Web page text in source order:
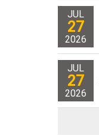
JUL
27
2026
JUL
27
2026